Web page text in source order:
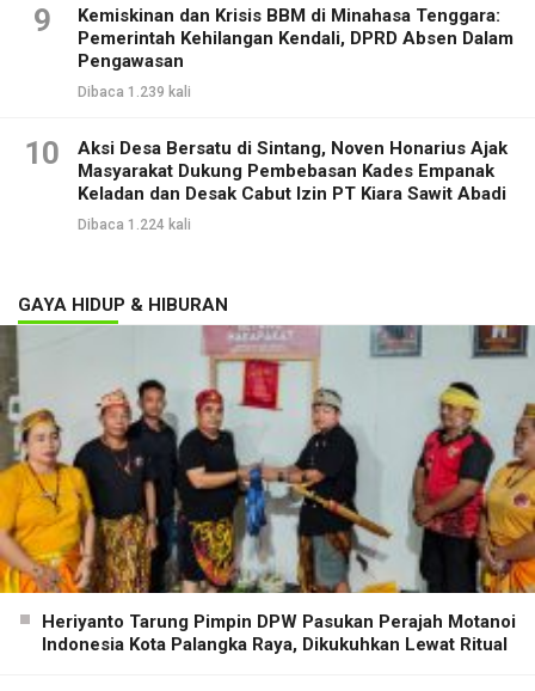
9
Kemiskinan dan Krisis BBM di Minahasa Tenggara:
Pemerintah Kehilangan Kendali, DPRD Absen Dalam
Pengawasan
Dibaca 1.239 kali
10
Aksi Desa Bersatu di Sintang, Noven Honarius Ajak
Masyarakat Dukung Pembebasan Kades Empanak
Keladan dan Desak Cabut Izin PT Kiara Sawit Abadi
Dibaca 1.224 kali
GAYA HIDUP & HIBURAN
Heriyanto Tarung Pimpin DPW Pasukan Perajah Motanoi
Indonesia Kota Palangka Raya, Dikukuhkan Lewat Ritual